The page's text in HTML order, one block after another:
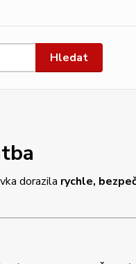
Hledat
dorazila rychle,